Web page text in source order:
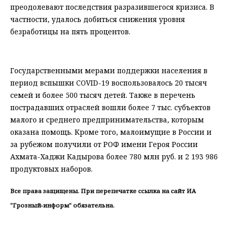
преодолевают последствия разразившегося кризиса. В
частности, удалось добиться снижения уровня
безработицы на пять процентов.
Государственными мерами поддержки населения в
период вспышки COVID-19 воспользовалось 20 тысяч
семей и более 500 тысяч детей. Также в перечень
пострадавших отраслей вошли более 7 тыс. субъектов
малого и среднего предпринимательства, которым
оказана помощь. Кроме того, малоимущие в России и
за рубежом получили от РОФ имени Героя России
Ахмата-Хаджи Кадырова более 780 млн руб. и 2 193 986
продуктовых наборов.
Все права защищены. При перепечатке ссылка на сайт ИА
"Грозный-информ" обязательна.